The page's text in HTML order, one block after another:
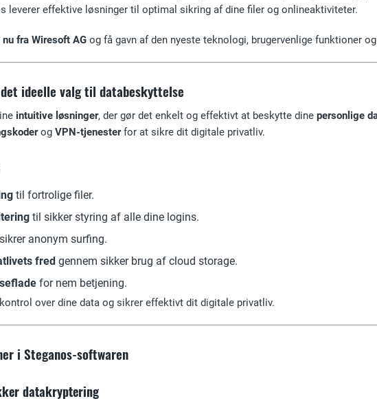
leverer effektive løsninger til optimal sikring af dine filer og onlineaktiviteter.
fra Wiresoft AG og få gavn af den nyeste teknologi, brugervenlige funktioner
ideelle valg til databeskyttelse
intuitive løsninger, der gør det enkelt og effektivt at beskytte dine personlige
og VPN-tjenesterfor at sikre dit digitale privatliv.
til fortrolige filer.
til sikker styring af alle dine logins.
anonym surfing.
fred gennem sikker brug af cloud storage.
for nem betjening.
over dine data og sikrer effektivt dit digitale privatliv.
i Steganos-softwaren
datakryptering